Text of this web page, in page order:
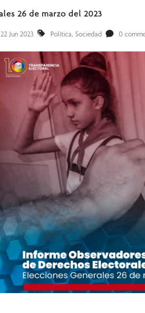
26 de marzo del 2023
22 Jun 2023 Política, Sociedad 0